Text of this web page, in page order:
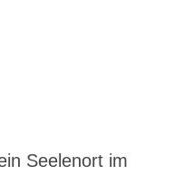
Seelenort im